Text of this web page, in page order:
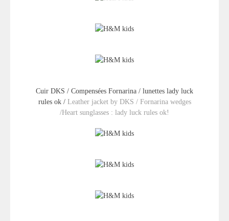
Cuir DKS / Compensées Fornarina / lunettes lady luck
rules ok / Leather jacket by DKS / Fornarina wedges
/Heart sunglasses : lady luck rules ok!